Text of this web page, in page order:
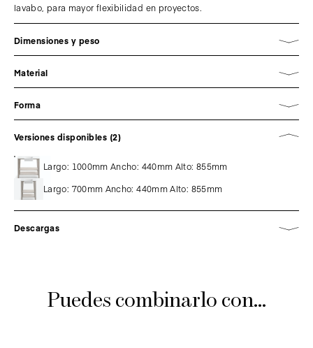
lavabo, para mayor flexibilidad en proyectos.
Dimensiones y peso
Material
Forma
Versiones disponibles (2)
Largo: 1000mm Ancho: 440mm Alto: 855mm
Largo: 700mm Ancho: 440mm Alto: 855mm
Descargas
Puedes combinarlo con...